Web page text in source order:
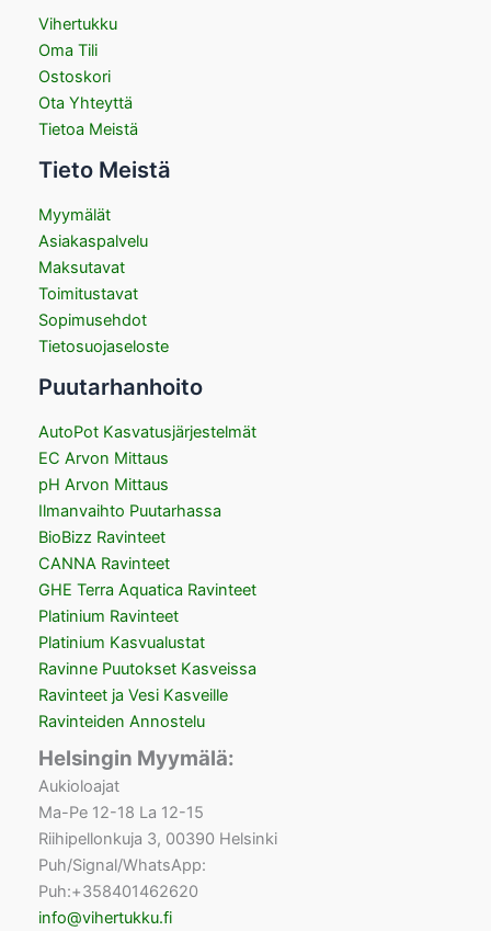
Vihertukku
Oma Tili
Ostoskori
Ota Yhteyttä
Tietoa Meistä
Tieto Meistä
Myymälät
Asiakaspalvelu
Maksutavat
Toimitustavat
Sopimusehdot
Tietosuojaseloste
Puutarhanhoito
AutoPot Kasvatusjärjestelmät
EC Arvon Mittaus
pH Arvon Mittaus
Ilmanvaihto Puutarhassa
BioBizz Ravinteet
CANNA Ravinteet
GHE Terra Aquatica Ravinteet
Platinium Ravinteet
Platinium Kasvualustat
Ravinne Puutokset Kasveissa
Ravinteet ja Vesi Kasveille
Ravinteiden Annostelu
Helsingin Myymälä:
Aukioloajat
Ma-Pe 12-18 La 12-15
Riihipellonkuja 3, 00390 Helsinki
Puh/Signal/WhatsApp:
Puh:+358401462620
info@vihertukku.fi